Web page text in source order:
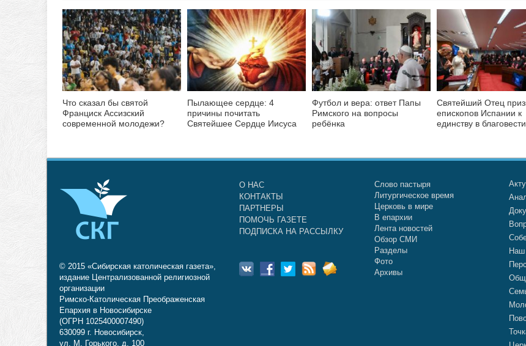
Что сказал бы святой
Франциск Ассизский
современной молодежи?
Пылающее сердце: 4
причины почитать
Святейшее Сердце Иисуса
Футбол и вера: ответ Папы
Римского на вопросы
ребёнка
Святейший Отец
епископов Испании к
единству в
© 2015 «Сибирская католическая газета»,
издание Централизованной религиозной
организации
Римско-Католическая Преображенская
Епархия в Новосибирске
(ОГРН 1025400007490)
630099 г. Новосибирск,
ул. М. Горького, д. 100
О НАС
КОНТАКТЫ
ПАРТНЕРЫ
ПОМОЧЬ ГАЗЕТЕ
ПОДПИСКА НА РАССЫЛКУ
Слово пастыря
Литургическое время
Церковь в мире
В епархии
Лента новостей
Обзор СМИ
Разделы
Фото
Архивы
Наш